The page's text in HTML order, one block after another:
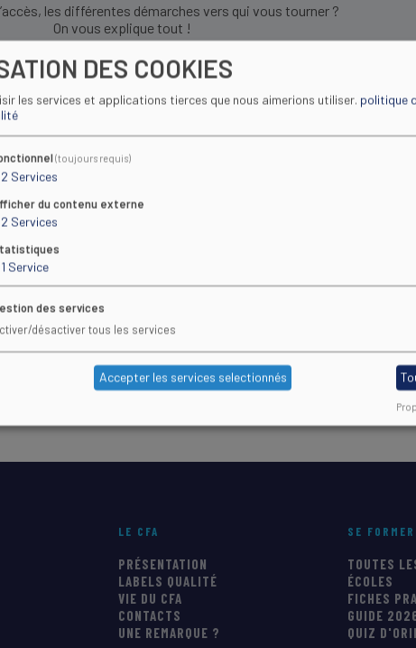
les différentes démarches vers qui vous tourner ?
On vous explique tout !
INSCRIPTIONS
LE CFA
PRÉSENTATION
LABELS QUALITÉ
VIE DU CFA
CONTACTS
UNE REMARQUE ?
SE FORMER
TOUTES
ÉCOLES
FICHES
GUIDE
QUIZ
DES COOKIES
les services et applications tierces que nous aimerions utiliser. politique
(toujours requis)
2 Services
du contenu externe
2 Services
1 Service
des services
désactiver tous les services
Accepter les services selectionnés